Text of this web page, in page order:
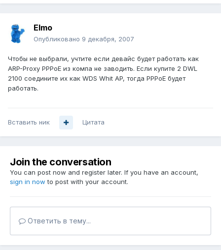
Elmo
Опубликовано 9 декабря, 2007
Чтобы не выбрали, учтите если девайс будет работать как
ARP-Proxy PPPoE из компа не заводить. Если купите 2 DWL
2100 соедините их как WDS Whit AP, тогда PPPoE будет
работать.
Вставить ник Цитата
Join the conversation
You can post now and register later. If you have an account,
sign in now to post with your account.
Ответить в тему...